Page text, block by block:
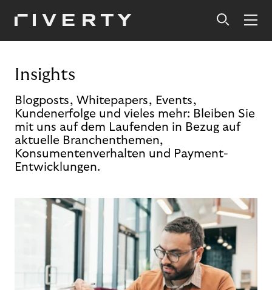
Insights
Blogposts, Whitepapers, Events,
Kundenerfolge und vieles mehr: Bleiben Sie
mit uns auf dem Laufenden in Bezug auf
aktuelle Branchenthemen,
Konsumentenverhalten und Payment-
Entwicklungen.